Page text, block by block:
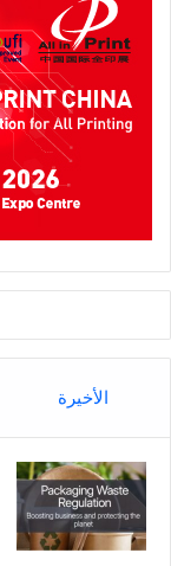
الأخيرة